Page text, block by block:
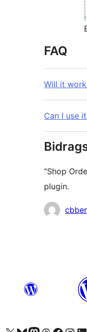
FAQ
Will it
Can I use
“Shop
plugin.